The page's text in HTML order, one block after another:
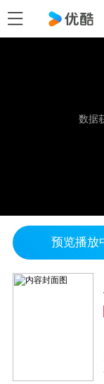
数据
预览播放